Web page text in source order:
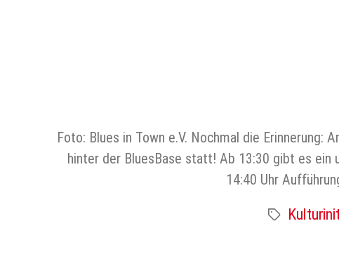
Foto: Blues in Town e.V. Nochmal die Erinnerung:
hinter der BluesBase statt! Ab 13:30 gibt es ein
14:40 Uhr
Schlagwörter